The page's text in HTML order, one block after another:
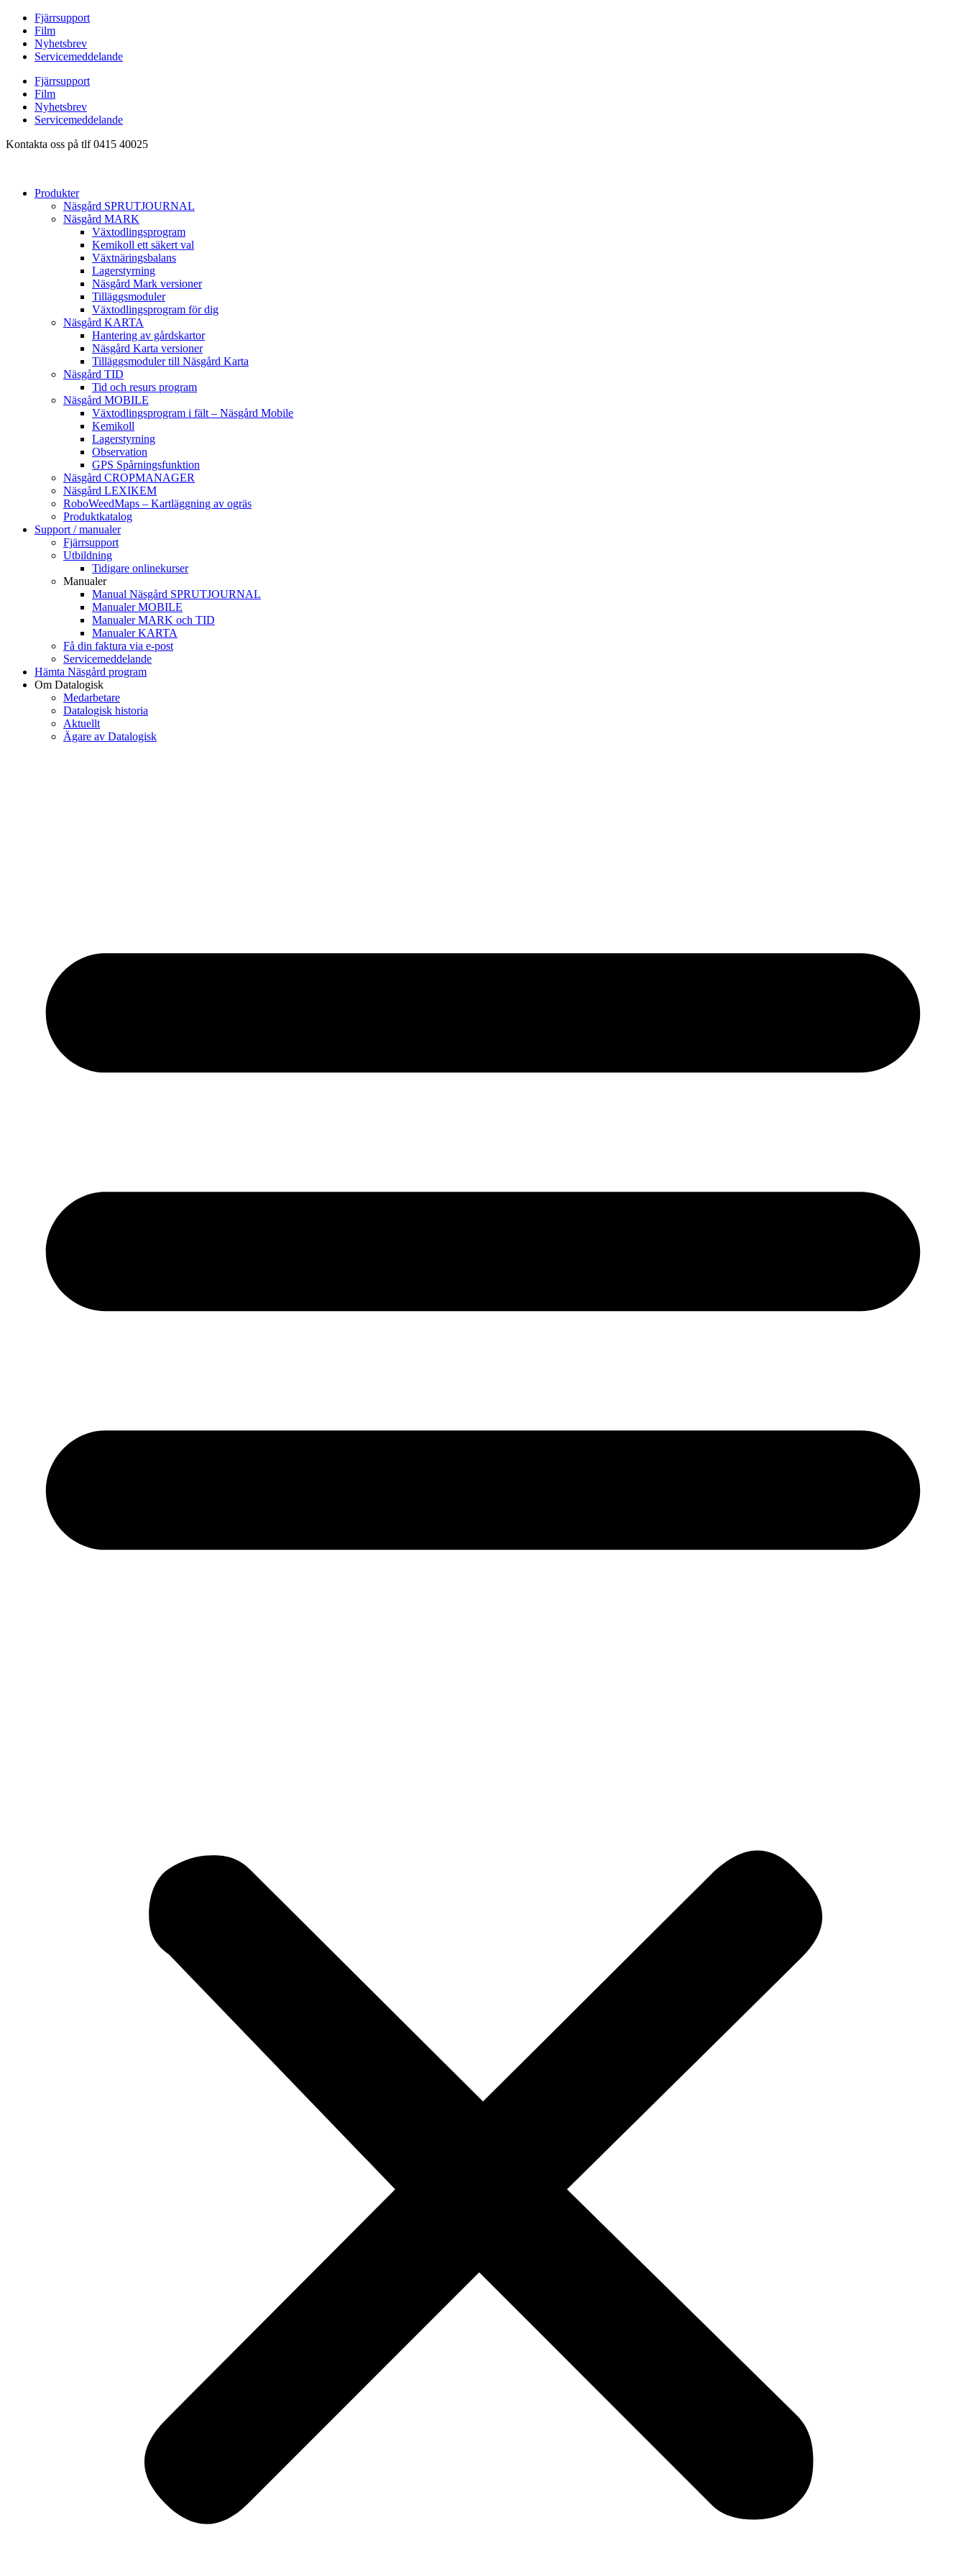
Hoppa
innehåll
Fjärrsupport
Film
Nyhetsbrev
Servicemeddelande
Fjärrsupport
Film
Nyhetsbrev
Servicemeddelande
Kontakta oss på tlf 0415 40025
Produkter
Näsgård SPRUTJOURNAL
Näsgård MARK
Växtodlingsprogram
Kemikoll ett säkert val
Växtnäringsbalans
Lagerstyrning
Näsgård Mark versioner
Tilläggsmoduler
Växtodlingsprogram för dig
Näsgård KARTA
Hantering av gårdskartor
Näsgård Karta versioner
Tilläggsmoduler till Näsgård Karta
Näsgård TID
Tid och resurs program
Näsgård MOBILE
Växtodlingsprogram i fält – Näsgård Mobile
Kemikoll
Lagerstyrning
Observation
GPS Spårningsfunktion
Näsgård CROPMANAGER
Näsgård LEXIKEM
RoboWeedMaps – Kartläggning av ogräs
Produktkatalog
Support / manualer
Fjärrsupport
Utbildning
Tidigare onlinekurser
Manualer
Manual Näsgård SPRUTJOURNAL
Manualer MOBILE
Manualer MARK och TID
Manualer KARTA
Få din faktura via e-post
Servicemeddelande
Hämta Näsgård program
Om Datalogisk
Medarbetare
Datalogisk historia
Aktuellt
Ägare av Datalogisk